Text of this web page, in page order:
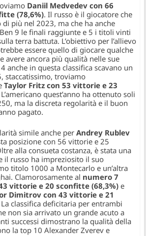
Daniil Medvedev con 66
(78,6%). Il russo è il giocatore che
più nel 2023, ma che ha anche
9 le finali raggiunte e 5 i titoli vinti
terra battuta. L’obiettivo per l’allievo
essere quello di giocare qualche
avere ancora più qualità nelle sue
anche in questa classifica scavano un
staccatissimo, troviamo
Taylor Fritz con 53 vittorie e 23
L’americano quest’anno ha ottenuto soli
ma la discreta regolarità e il buon
pagato.
simile anche perAndrey Rublev
posizione con 56 vittorie e 25
alla consueta costanza, è stata una
il russo ha impreziosito il suo
titolo 1000 a Montecarlo e un’altra
Clamorosamente al numero 7
vittorie e 20 sconfitte (68,3%)e
Dimitrov con 43 vittorie e 21
La classifica deficitaria per entrambi
non sia arrivato un grande acuto a
successi dimostrano la qualità della
la top 10 Alexander Zverev e